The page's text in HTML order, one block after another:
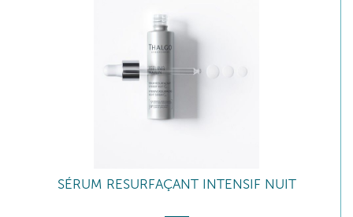
SÉRUM RESURFAÇANT INTENSIF NUIT